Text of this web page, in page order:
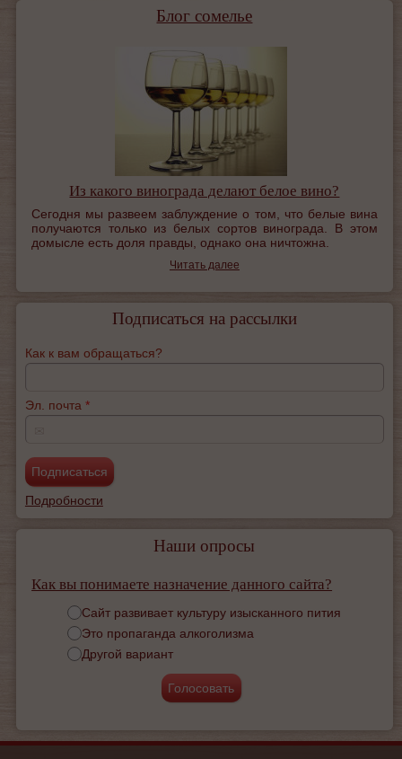
Блог сомелье
Из какого винограда делают белое вино?
Сегодня мы развеем заблуждение о том, что белые вина
получаются только из белых сортов винограда. В этом
домысле есть доля правды, однако она ничтожна.
Читать далее
Подписаться на рассылки
Как к вам обращаться?
Эл. почта *
Подробности
Наши опросы
Как вы понимаете назначение данного сайта?
Варианты
Сайт развивает культуру изысканного пития
Это пропаганда алкоголизма
Другой вариант